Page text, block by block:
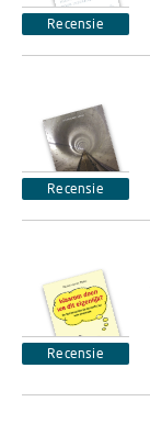
Recensie
Recensie
Recensie